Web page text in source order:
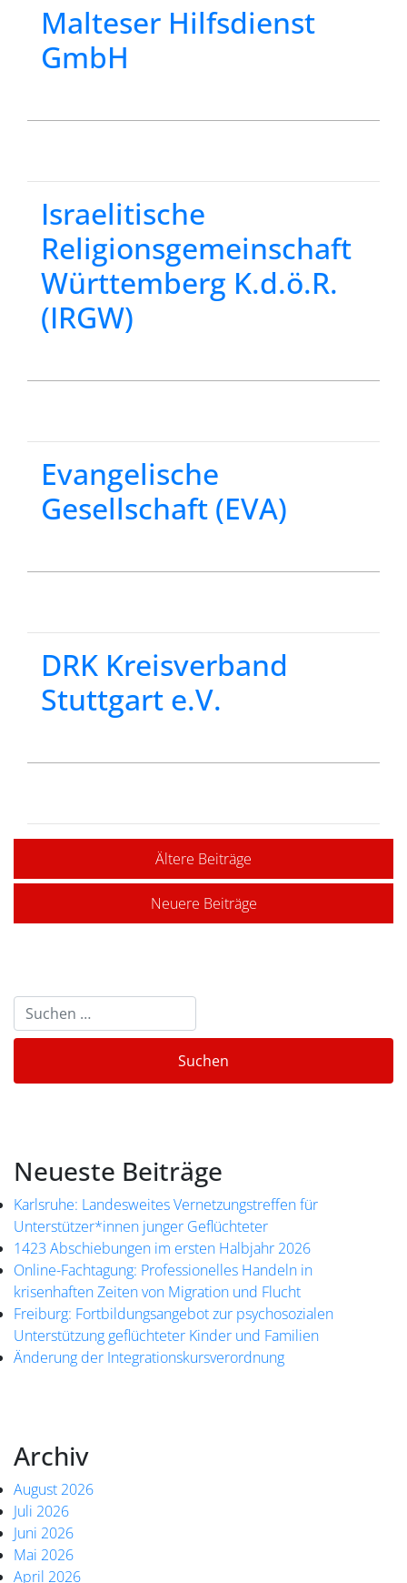
Malteser Hilfsdienst
GmbH
Israelitische
Religionsgemeinschaft
Württemberg K.d.ö.R.
(IRGW)
Evangelische
Gesellschaft (EVA)
DRK Kreisverband
Stuttgart e.V.
Ältere Beiträge
Neuere Beiträge
Neueste Beiträge
Karlsruhe: Landesweites Vernetzungstreffen für
Unterstützer*innen junger Geflüchteter
1423 Abschiebungen im ersten Halbjahr 2026
Online-Fachtagung: Professionelles Handeln in
krisenhaften Zeiten von Migration und Flucht
Freiburg: Fortbildungsangebot zur psychosozialen
Unterstützung geflüchteter Kinder und Familien
Änderung der Integrationskursverordnung
Archiv
August 2026
Juli 2026
Juni 2026
Mai 2026
April 2026